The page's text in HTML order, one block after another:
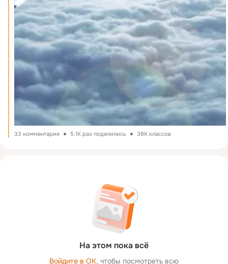
33 комментария 5.1K раз поделились 38K классов
На этом пока всё
Войдите в ОК, чтобы посмотреть всю